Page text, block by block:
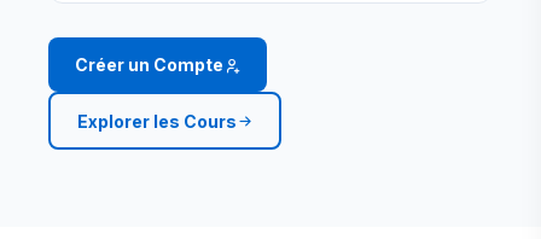
Créer un Compte
Explorer les Cours